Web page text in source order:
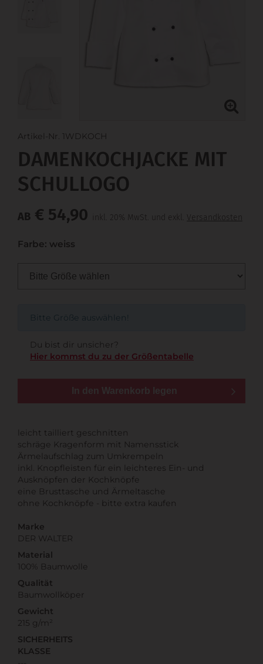
Artikel-Nr. 1WDKOCH
DAMENKOCHJACKE MIT
SCHULLOGO
AB € 54,90 inkl. 20% MwSt. und exkl. Versandkosten
Farbe: weiss
Bitte Größe auswählen!
Du bist dir unsicher?
Hier kommst du zu der Größentabelle
In den Warenkorb legen
leicht tailliert geschnitten
schräge Kragenform mit Namensstick
Ärmelaufschlag zum Umkrempeln
inkl. Knopfleisten für ein leichteres Ein- und
Ausknöpfen der Kochknöpfe
eine Brusttasche und Ärmeltasche
ohne Kochknöpfe - bitte extra kaufen
Marke
DER WALTER
Material
100% Baumwolle
Qualität
Baumwollköper
Gewicht
215 g/m²
SICHERHEITS
KLASSE